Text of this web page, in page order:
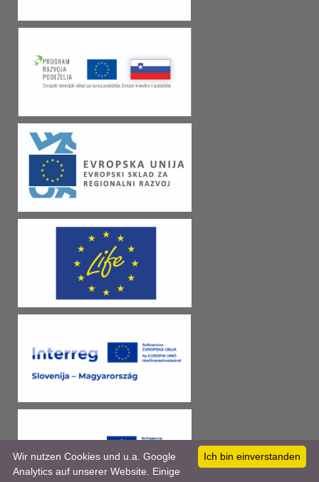
Ich bin einverstanden
Wir nutzen Cookies und u.a. Google
Analytics auf unserer Website. Einige